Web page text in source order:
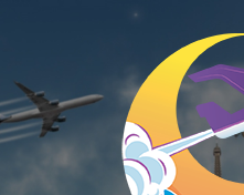
content